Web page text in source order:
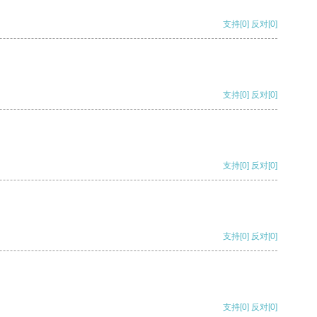
支持[0] 反对[0]
支持[0] 反对[0]
支持[0] 反对[0]
支持[0] 反对[0]
支持[0] 反对[0]